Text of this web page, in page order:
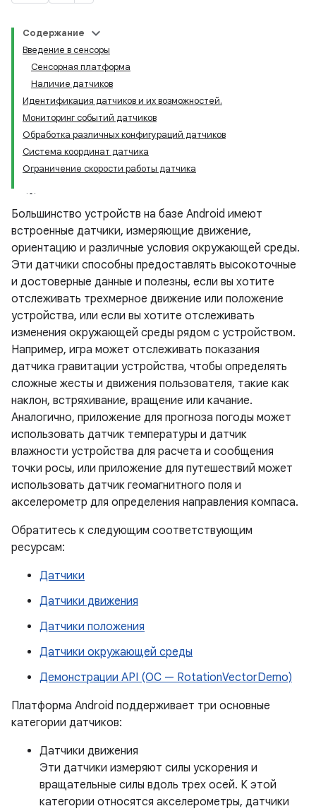
Содержание
Введение в сенсоры
Сенсорная платформа
Наличие датчиков
Идентификация датчиков и их возможностей.
Мониторинг событий датчиков
Обработка различных конфигураций датчиков
Система координат датчика
Ограничение скорости работы датчика
Большинство устройств на базе Android имеют
встроенные датчики, измеряющие движение,
ориентацию и различные условия окружающей среды.
Эти датчики способны предоставлять высокоточные
и достоверные данные и полезны, если вы хотите
отслеживать трехмерное движение или положение
устройства, или если вы хотите отслеживать
изменения окружающей среды рядом с устройством.
Например, игра может отслеживать показания
датчика гравитации устройства, чтобы определять
сложные жесты и движения пользователя, такие как
наклон, встряхивание, вращение или качание.
Аналогично, приложение для прогноза погоды может
использовать датчик температуры и датчик
влажности устройства для расчета и сообщения
точки росы, или приложение для путешествий может
использовать датчик геомагнитного поля и
акселерометр для определения направления компаса.
Обратитесь к следующим соответствующим
ресурсам:
Датчики
Датчики движения
Датчики положения
Датчики окружающей среды
Демонстрации API (ОС — RotationVectorDemo)
Платформа Android поддерживает три основные
категории датчиков:
Датчики движения
Эти датчики измеряют силы ускорения и
вращательные силы вдоль трех осей. К этой
категории относятся акселерометры, датчики